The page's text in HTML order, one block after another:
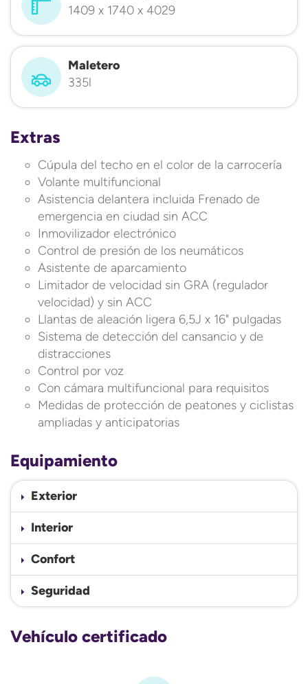
1409 x 1740 x 4029
Maletero
335l
Extras
Cúpula del techo en el color de la carrocería
Volante multifuncional
Asistencia delantera incluida Frenado de
emergencia en ciudad sin ACC
Inmovilizador electrónico
Control de presión de los neumáticos
Asistente de aparcamiento
Limitador de velocidad sin GRA (regulador
velocidad) y sin ACC
Llantas de aleación ligera 6,5J x 16" pulgadas
Sistema de detección del cansancio y de
distracciones
Control por voz
Con cámara multifuncional para requisitos
Medidas de protección de peatones y ciclistas
ampliadas y anticipatorias
Equipamiento
Exterior
Interior
Confort
Seguridad
Vehículo certificado